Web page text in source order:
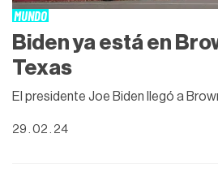
MUNDO
Biden ya está en
Texas
El presidente Joe Biden llegó a
29 . 02 . 24